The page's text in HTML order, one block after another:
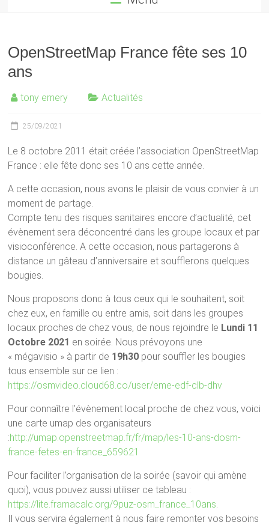
OpenStreetMap France fête ses 10
ans
tony emery Actualités
25/09/2021
Le 8 octobre 2011 était créée l’association OpenStreetMap
France : elle fête donc ses 10 ans cette année.
A cette occasion, nous avons le plaisir de vous convier à un
moment de partage.
Compte tenu des risques sanitaires encore d’actualité, cet
évènement sera déconcentré dans les groupe locaux et par
visioconférence. A cette occasion, nous partagerons à
distance un gâteau d’anniversaire et soufflerons quelques
bougies.
Nous proposons donc à tous ceux qui le souhaitent, soit
chez eux, en famille ou entre amis, soit dans les groupes
locaux proches de chez vous, de nous rejoindre le Lundi 11
Octobre 2021 en soirée. Nous prévoyons une
« mégavisio » à partir de 19h30 pour souffler les bougies
tous ensemble sur ce lien :
https://osmvideo.cloud68.co/user/eme-edf-clb-dhv
Pour connaître l’évènement local proche de chez vous, voici
une carte umap des organisateurs
:http://umap.openstreetmap.fr/fr/map/les-10-ans-dosm-
france-fetes-en-france_659621
Pour faciliter l’organisation de la soirée (savoir qui amène
quoi), vous pouvez aussi utiliser ce tableau :
https://lite.framacalc.org/9puz-osm_france_10ans.
Il vous servira également à nous faire remonter vos besoins